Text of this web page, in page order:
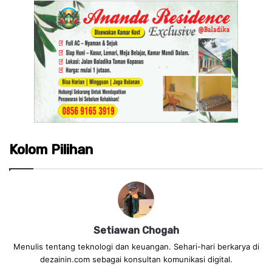
Kolom Pilihan
Setiawan Chogah
Menulis tentang teknologi dan keuangan. Sehari-hari berkarya di
dezainin.com sebagai konsultan komunikasi digital.